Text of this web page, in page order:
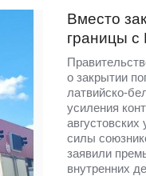
Вместо
границы
о закрытии
латвийско-
усиления
силы
заявили
внутренних